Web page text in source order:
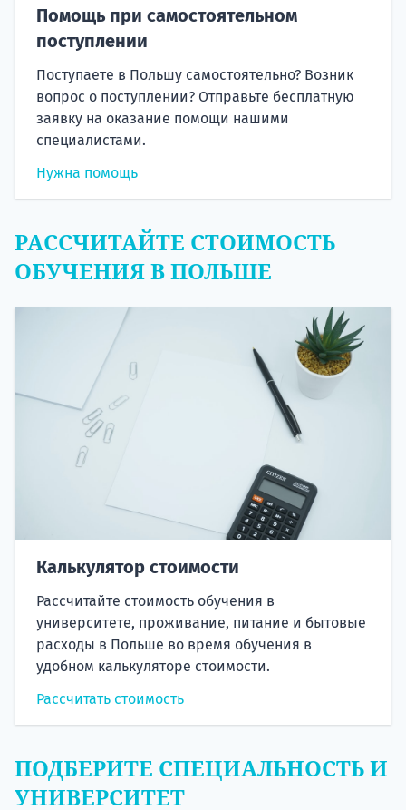
Помощь при самостоятельном
поступлении
Поступаете в Польшу самостоятельно? Возник
вопрос о поступлении? Отправьте бесплатную
заявку на оказание помощи нашими
специалистами.
Нужна помощь
РАССЧИТАЙТЕ СТОИМОСТЬ
ОБУЧЕНИЯ В ПОЛЬШЕ
Калькулятор стоимости
Рассчитайте стоимость обучения в
университете, проживание, питание и бытовые
расходы в Польше во время обучения в
удобном калькуляторе стоимости.
Рассчитать стоимость
ПОДБЕРИТЕ СПЕЦИАЛЬНОСТЬ И
УНИВЕРСИТЕТ